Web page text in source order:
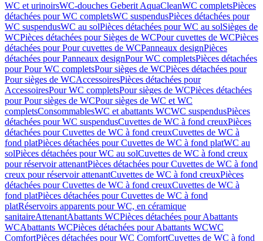
WC et urinoirsWC-douches Geberit AquaCleanWC completsPièces
détachées pour WC completsWC suspendusPièces détachées pour
WC suspendusWC au solPièces détachées pour WC au solSièges de
WCPièces détachées pour Sièges de WCPour cuvettes de WCPièces
détachées pour Pour cuvettes de WCPanneaux designPièces
détachées pour Panneaux designPour WC completsPièces détachées
pour Pour WC completsPour sièges de WCPièces détachées pour
Pour sièges de WCAccessoiresPièces détachées pour
AccessoiresPour WC completsPour sièges de WCPièces détachées
pour Pour sièges de WCPour sièges de WC et WC
completsConsommablesWC et abattants WCWC suspendusPièces
détachées pour WC suspendusCuvettes de WC à fond creuxPièces
détachées pour Cuvettes de WC à fond creuxCuvettes de WC à
fond platPièces détachées pour Cuvettes de WC à fond platWC au
solPièces détachées pour WC au solCuvettes de WC à fond creux
pour réservoir attenantPièces détachées pour Cuvettes de WC à fond
creux pour réservoir attenantCuvettes de WC à fond creuxPièces
détachées pour Cuvettes de WC à fond creuxCuvettes de WC à
fond platPièces détachées pour Cuvettes de WC à fond
platRéservoirs apparents pour WC, en céramique
sanitaireAttenantAbattants WCPièces détachées pour Abattants
WCAbattants WCPièces détachées pour Abattants WCWC
ComfortPièces détachées pour WC ComfortCuvettes de WC à fond